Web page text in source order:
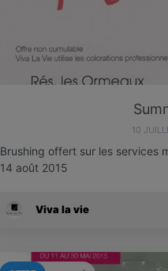
10
Brushing offert sur les services
14 août 2015
Viva la vie